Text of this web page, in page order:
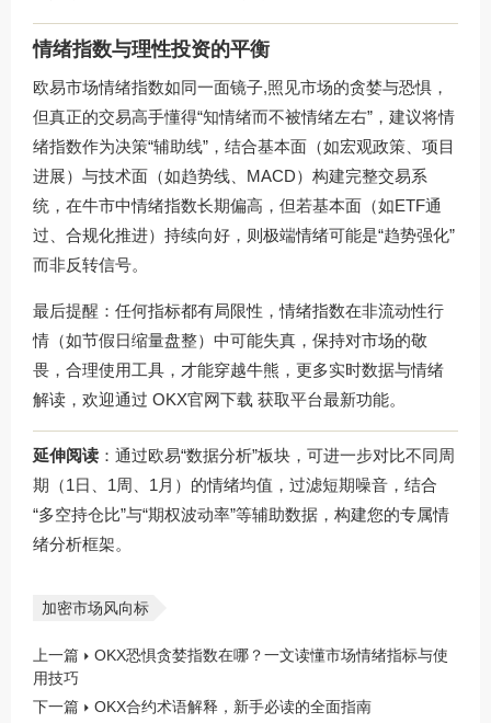
情绪指数与理性投资的平衡
欧易市场情绪指数如同一面镜子,照见市场的贪婪与恐惧，
但真正的交易高手懂得“知情绪而不被情绪左右”，建议将情
绪指数作为决策“辅助线”，结合基本面（如宏观政策、项目
进展）与技术面（如趋势线、MACD）构建完整交易系
统，在牛市中情绪指数长期偏高，但若基本面（如ETF通
过、合规化推进）持续向好，则极端情绪可能是“趋势强化”
而非反转信号。
最后提醒：任何指标都有局限性，情绪指数在非流动性行
情（如节假日缩量盘整）中可能失真，保持对市场的敬
畏，合理使用工具，才能穿越牛熊，更多实时数据与情绪
解读，欢迎通过 OKX官网下载 获取平台最新功能。
延伸阅读 ：通过欧易“数据分析”板块，可进一步对比不同周
期（1日、1周、1月）的情绪均值，过滤短期噪音，结合
“多空持仓比”与“期权波动率”等辅助数据，构建您的专属情
绪分析框架。
加密市场风向标
上一篇
OKX恐惧贪婪指数在哪？一文读懂市场情绪指标与使
用技巧
下一篇
OKX合约术语解释，新手必读的全面指南